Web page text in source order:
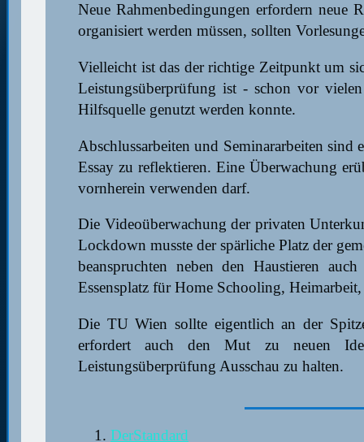
Neue Rahmenbedingungen erfordern neue
organisiert werden müssen, sollten
Vielleicht ist das der richtige Zeitpunkt um
Leistungsüberprüfung ist - schon vor
Hilfsquelle genutzt werden konnte.
Abschlussarbeiten und Seminararbeiten
Essay zu reflektieren. Eine Überwachung
vornherein verwenden darf.
Die Videoüberwachung der privaten
Lockdown musste der spärliche Platz der
beanspruchten neben den Haustieren
Essensplatz für Home Schooling,
Die TU Wien sollte eigentlich an der
erfordert auch den Mut zu neuen
Leistungsüberprüfung Ausschau zu halten.
DerStandard